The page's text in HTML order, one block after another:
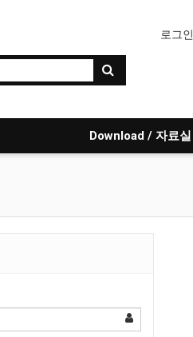
로그인
Download / 자료실